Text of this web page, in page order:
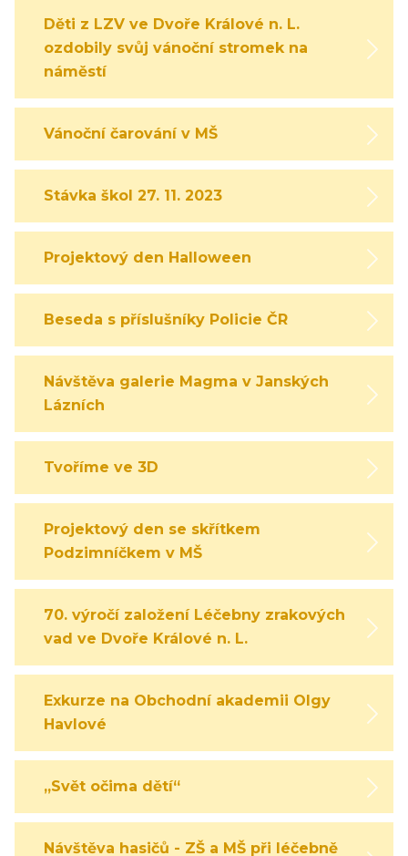
Děti z LZV ve Dvoře Králové n. L.
ozdobily svůj vánoční stromek na
náměstí
Vánoční čarování v MŠ
Stávka škol 27. 11. 2023
Projektový den Halloween
Beseda s příslušníky Policie ČR
Návštěva galerie Magma v Janských
Lázních
Tvoříme ve 3D
Projektový den se skřítkem
Podzimníčkem v MŠ
70. výročí založení Léčebny zrakových
vad ve Dvoře Králové n. L.
Exkurze na Obchodní akademii Olgy
Havlové
„Svět očima dětí“
Návštěva hasičů - ZŠ a MŠ při léčebně